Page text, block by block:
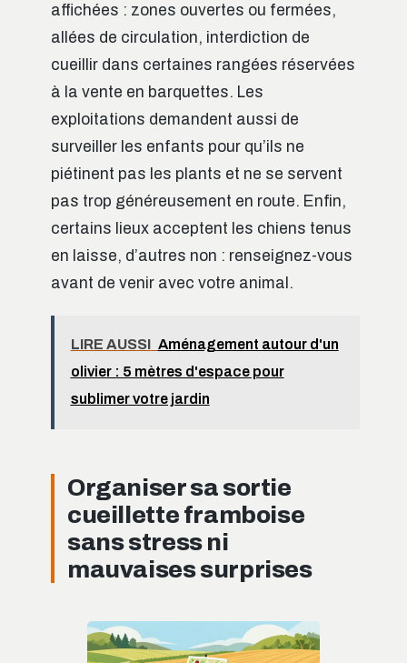
affichées : zones ouvertes ou fermées,
allées de circulation, interdiction de
cueillir dans certaines rangées réservées
à la vente en barquettes. Les
exploitations demandent aussi de
surveiller les enfants pour qu’ils ne
piétinent pas les plants et ne se servent
pas trop généreusement en route. Enfin,
certains lieux acceptent les chiens tenus
en laisse, d’autres non : renseignez-vous
avant de venir avec votre animal.
LIRE AUSSI Aménagement autour d'un
olivier : 5 mètres d'espace pour
sublimer votre jardin
Organiser sa sortie
cueillette framboise
sans stress ni
mauvaises surprises